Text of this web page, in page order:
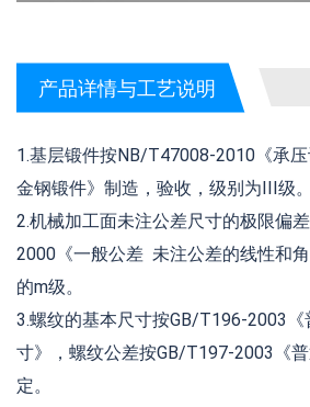
产品详情与工艺说明
1.基层锻件按NB/T47008-2010《承
金钢锻件》制造，验收，级别为III级。
2.机械加工面未注公差尺寸的极限偏
2000《一般公差 未注公差的线性和
的m级。
3.螺纹的基本尺寸按GB/T196-2003
寸》，螺纹公差按GB/T197-2003《
定。